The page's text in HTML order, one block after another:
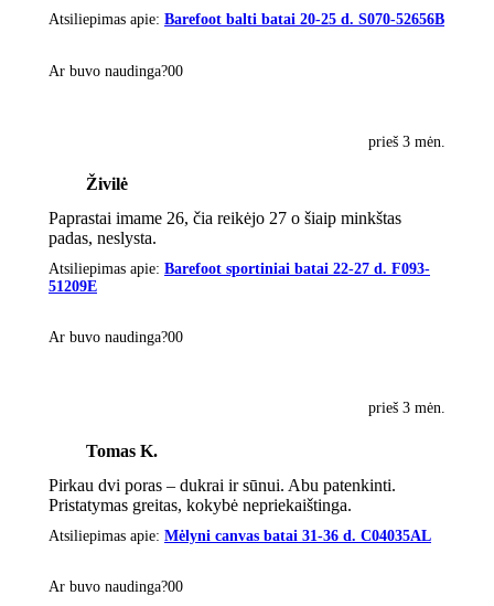
Atsiliepimas apie: Barefoot balti batai 20-25 d. S070-52656B
Ar buvo naudinga?00
prieš 3 mėn.
Živilė
Paprastai imame 26, čia reikėjo 27 o šiaip minkštas
padas, neslysta.
Atsiliepimas apie: Barefoot sportiniai batai 22-27 d. F093-
51209E
Ar buvo naudinga?00
prieš 3 mėn.
Tomas K.
Pirkau dvi poras – dukrai ir sūnui. Abu patenkinti.
Pristatymas greitas, kokybė nepriekaištinga.
Atsiliepimas apie: Mėlyni canvas batai 31-36 d. C04035AL
Ar buvo naudinga?00